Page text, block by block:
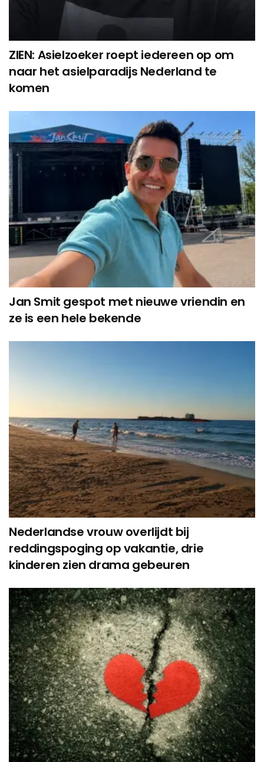
ZIEN: Asielzoeker roept iedereen op om
naar het asielparadijs Nederland te
komen
Jan Smit gespot met nieuwe vriendin en
ze is een hele bekende
Nederlandse vrouw overlijdt bij
reddingspoging op vakantie, drie
kinderen zien drama gebeuren